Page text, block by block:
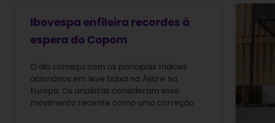
Ibovespa enfileira recordes à
espera do Copom
O dia começa com os principais índices
acionários em leve baixa na Ásia e na
Europa. Os analistas consideram esse
movimento recente como uma correção